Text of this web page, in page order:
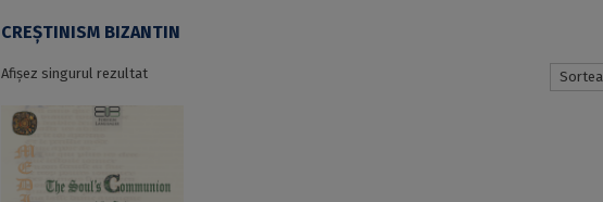
CREȘTINISM BIZANTIN
Afișez singurul rezultat